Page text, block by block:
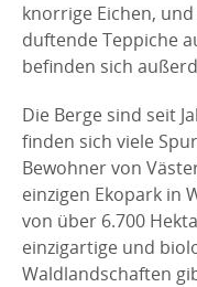
knorrige Eichen,
duftende Teppiche
befinden sich
Die Berge sind seit
finden sich viele
Bewohner von
einzigen Ekopark in
von über 6.700
einzigartige und
Waldlandschaften